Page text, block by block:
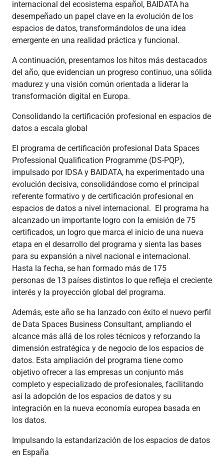
internacional del ecosistema español, BAIDATA ha
desempeñado un papel clave en la evolución de los
espacios de datos, transformándolos de una idea
emergente en una realidad práctica y funcional.
A continuación, presentamos los hitos más destacados
del año, que evidencian un progreso continuo, una sólida
madurez y una visión común orientada a liderar la
transformación digital en Europa.
Consolidando la certificación profesional en espacios de
datos a escala global
El programa de certificación profesional Data Spaces
Professional Qualification Programme (DS-PQP),
impulsado por IDSA y BAIDATA, ha experimentado una
evolución decisiva, consolidándose como el principal
referente formativo y de certificación profesional en
espacios de datos a nivel internacional. El programa ha
alcanzado un importante logro con la emisión de 75
certificados, un logro que marca el inicio de una nueva
etapa en el desarrollo del programa y sienta las bases
para su expansión a nivel nacional e internacional.
Hasta la fecha, se han formado más de 175
personas de 13 países distintos lo que refleja el creciente
interés y la proyección global del programa.
Además, este año se ha lanzado con éxito el nuevo perfil
de Data Spaces Business Consultant, ampliando el
alcance más allá de los roles técnicos y reforzando la
dimensión estratégica y de negocio de los espacios de
datos. Esta ampliación del programa tiene como
objetivo ofrecer a las empresas un conjunto más
completo y especializado de profesionales, facilitando
así la adopción de los espacios de datos y su
integración en la nueva economía europea basada en
los datos.
Impulsando la estandarización de los espacios de datos
en España